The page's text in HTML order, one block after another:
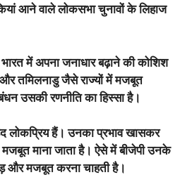
आने वाले लोकसभा चुनावों के लिहाज
में अपना जनाधार बढ़ाने की कोशिश
तमिलनाडु जैसे राज्यों में मजबूत
उसकी रणनीति का हिस्सा है।
लोकप्रिय हैं। उनका प्रभाव खासकर
मजबूत माना जाता है। ऐसे में बीजेपी उनके
और मजबूत करना चाहती है।